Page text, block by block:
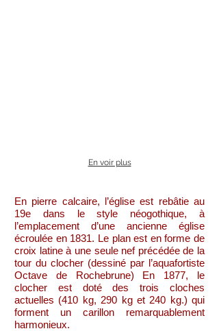
En voir plus
En pierre calcaire, l’église est rebâtie au
19e dans le style néogothique, à
l’emplacement d’une ancienne église
écroulée en 1831. Le plan est en forme de
croix latine à une seule nef précédée de la
tour du clocher (dessiné par l’aquafortiste
Octave de Rochebrune) En 1877, le
clocher est doté des trois cloches
actuelles (410 kg, 290 kg et 240 kg.) qui
forment un carillon remarquablement
harmonieux.